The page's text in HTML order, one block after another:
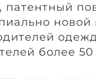
патентный
новой
более